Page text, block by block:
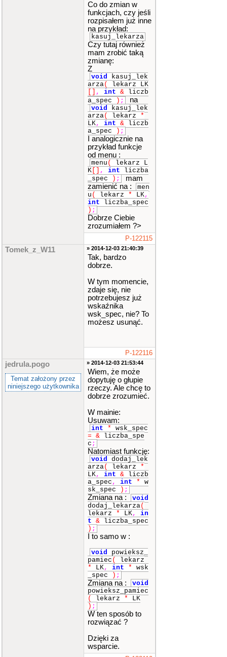
Co do zmian w
funkcjach, czy jeśli
rozpisałem już inne
na przykład:
kasuj_lekarza
Czy tutaj również
mam zrobić taką
zmianę:
Z
void kasuj_lek
arza(
lekarz LK
, int & liczb
a_spec
) ; na
void
kasuj_lek
arza( lekarz *
LK, int & liczb
a_spec
) ;
I analogicznie na
przykład funkcje
od menu :
menu (
lekarz L
K [] , int liczba
_spec
) ;
mam
zamienić na :
men
u ( lekarz * LK,
int liczba_spec
) ;
Dobrze Ciebie
zrozumiałem ?>
P-122115
Tomek_z_W11 » 2014-12-03 21:40:39
Tak, bardzo
dobrze.
W tym momencie,
zdaje się, nie
potrzebujesz już
wskaźnika
wsk_spec, nie? To
możesz usunąć.
P-122116
jedrula.pogo
Temat założony przez
niniejszego użytkownika
» 2014-12-03 21:53:44
Wiem, że może
dopytuję o głupie
rzeczy. Ale chcę to
dobrze zrozumieć.
W mainie:
Usuwam:
int *
wsk_spec
= & liczba_spe
c ;
Natomiast funkcję:
void dodaj_lek
arza( lekarz *
LK, int & liczb
a_spec , int *
w
sk_spec
) ;
Zmiana na :
void
dodaj_lekarza(
lekarz * LK,
in
t & liczba_spec
) ;
I to samo w :
void
powieksz_
pamiec (
lekarz
*
LK, int *
wsk
_spec
) ;
Zmiana na :
void
powieksz_pamiec
(
lekarz *
LK
) ;
W ten sposób to
rozwiązać ?
Dzięki za
wsparcie.